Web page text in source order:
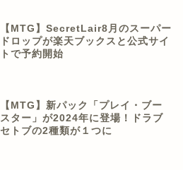
【MTG】SecretLair8月のスーパー
ドロップが楽天ブックスと公式サイ
トで予約開始
【MTG】新パック「プレイ・ブー
スター」が2024年に登場！ドラブ
セトブの2種類が１つに